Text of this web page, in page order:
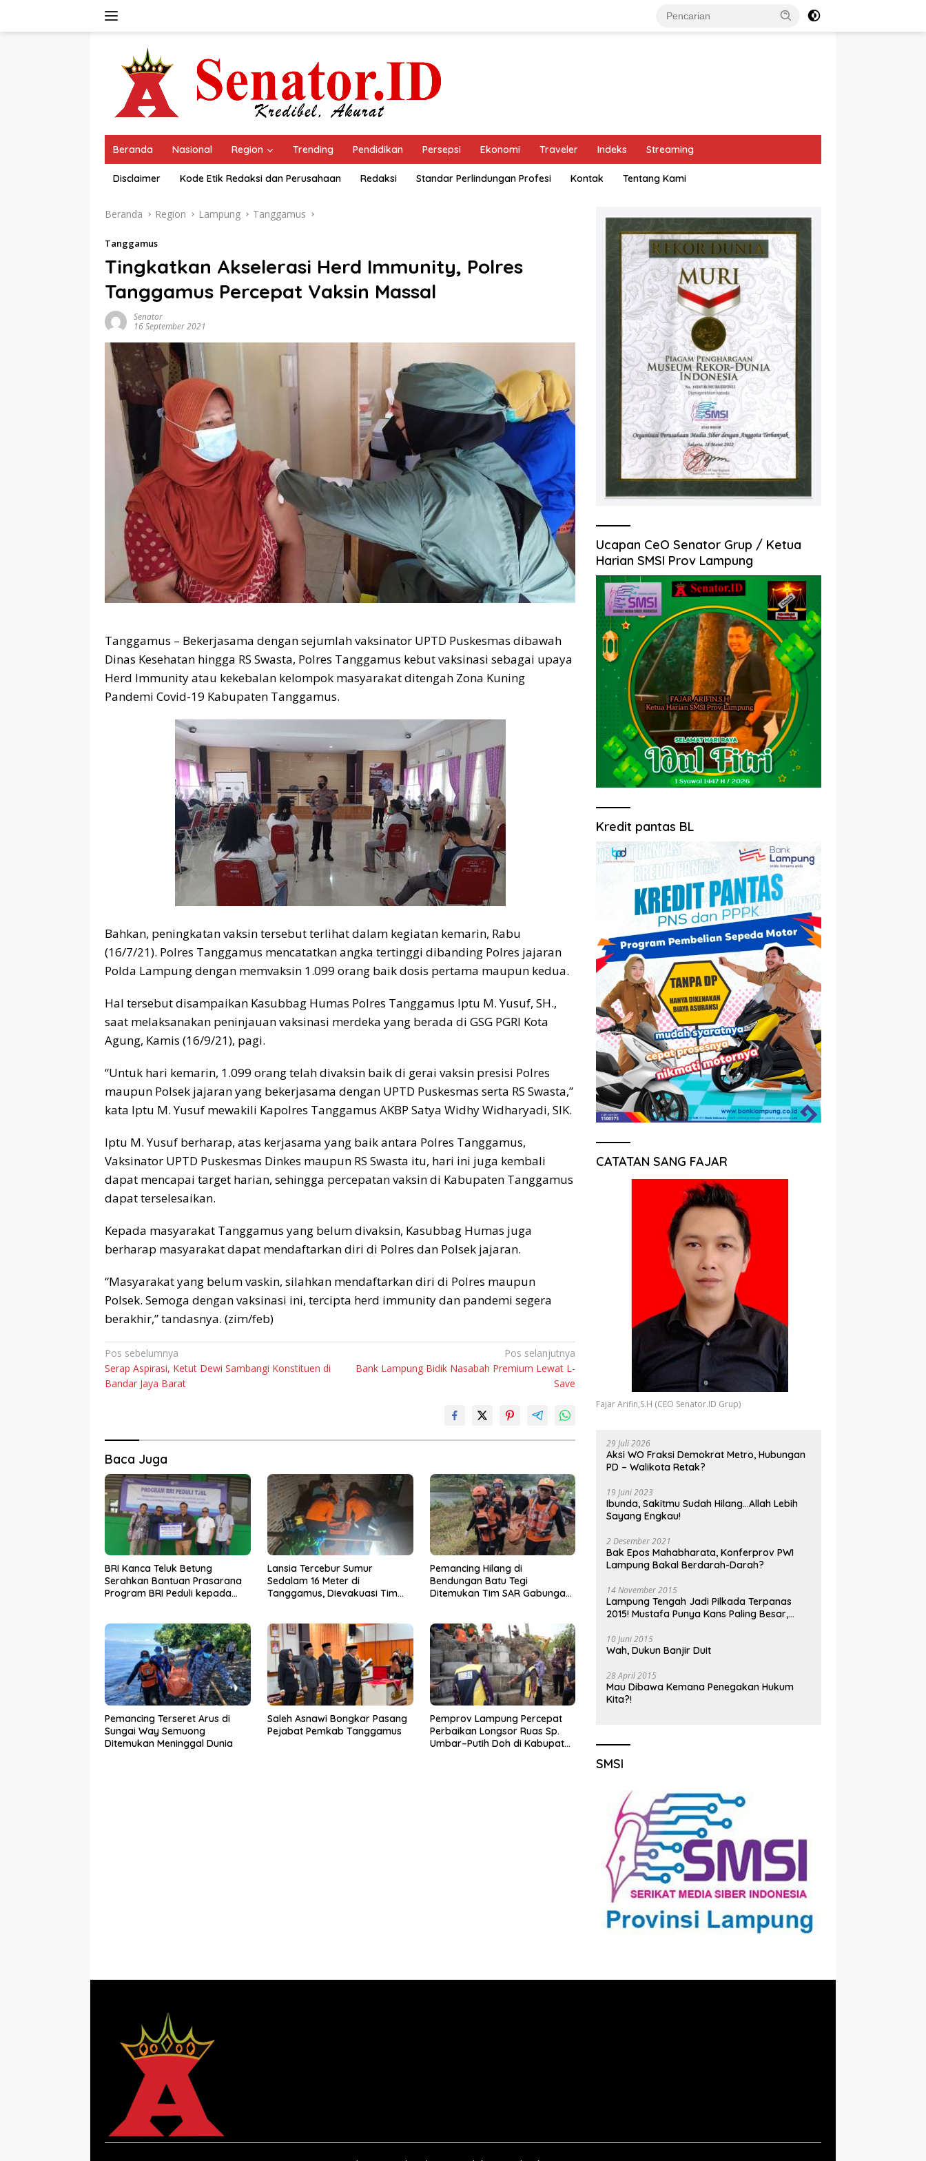
Beranda Nasional Region Trending Pendidikan Persepsi Ekonomi Traveler Indeks Streaming
Disclaimer Kode Etik Redaksi dan Perusahaan Redaksi Standar Perlindungan Profesi Kontak Tentang Kami
Beranda Region Lampung Tanggamus
Tanggamus
Tingkatkan Akselerasi Herd Immunity, Polres
Tanggamus Percepat Vaksin Massal
Senator
16 September 2021
Tanggamus – Bekerjasama dengan sejumlah vaksinator UPTD Puskesmas dibawah
Dinas Kesehatan hingga RS Swasta, Polres Tanggamus kebut vaksinasi sebagai upaya
Herd Immunity atau kekebalan kelompok masyarakat ditengah Zona Kuning
Pandemi Covid-19 Kabupaten Tanggamus.
Bahkan, peningkatan vaksin tersebut terlihat dalam kegiatan kemarin, Rabu
(16/7/21). Polres Tanggamus mencatatkan angka tertinggi dibanding Polres jajaran
Polda Lampung dengan memvaksin 1.099 orang baik dosis pertama maupun kedua.
Hal tersebut disampaikan Kasubbag Humas Polres Tanggamus Iptu M. Yusuf, SH.,
saat melaksanakan peninjauan vaksinasi merdeka yang berada di GSG PGRI Kota
Agung, Kamis (16/9/21), pagi.
“Untuk hari kemarin, 1.099 orang telah divaksin baik di gerai vaksin presisi Polres
maupun Polsek jajaran yang bekerjasama dengan UPTD Puskesmas serta RS Swasta,”
kata Iptu M. Yusuf mewakili Kapolres Tanggamus AKBP Satya Widhy Widharyadi, SIK.
Iptu M. Yusuf berharap, atas kerjasama yang baik antara Polres Tanggamus,
Vaksinator UPTD Puskesmas Dinkes maupun RS Swasta itu, hari ini juga kembali
dapat mencapai target harian, sehingga percepatan vaksin di Kabupaten Tanggamus
dapat terselesaikan.
Kepada masyarakat Tanggamus yang belum divaksin, Kasubbag Humas juga
berharap masyarakat dapat mendaftarkan diri di Polres dan Polsek jajaran.
“Masyarakat yang belum vaskin, silahkan mendaftarkan diri di Polres maupun
Polsek. Semoga dengan vaksinasi ini, tercipta herd immunity dan pandemi segera
berakhir,” tandasnya. (zim/feb)
Navigasi
pos
Pos sebelumnya
Serap Aspirasi, Ketut Dewi Sambangi Konstituen di
Bandar Jaya Barat
Pos selanjutnya
Bank Lampung Bidik Nasabah Premium Lewat L-
Save
Baca Juga
BRI Kanca Teluk Betung
Serahkan Bantuan Prasarana
Program BRI Peduli kepada
Lansia Tercebur Sumur
Sedalam 16 Meter di
Tanggamus, Dievakuasi Tim
Pemancing Hilang di
Bendungan Batu Tegi
Ditemukan Tim SAR Gabungan
Pemancing Terseret Arus di
Sungai Way Semuong
Ditemukan Meninggal Dunia
Saleh Asnawi Bongkar Pasang
Pejabat Pemkab Tanggamus
Pemprov Lampung Percepat
Perbaikan Longsor Ruas Sp.
Umbar–Putih Doh di Kabupaten
Ucapan CeO Senator Grup / Ketua
Harian SMSI Prov Lampung
Kredit pantas BL
CATATAN SANG FAJAR
Fajar Arifin,S.H (CEO Senator.ID Grup)
29 Juli 2026
Aksi WO Fraksi Demokrat Metro, Hubungan
PD – Walikota Retak?
19 Juni 2023
Ibunda, Sakitmu Sudah Hilang…Allah Lebih
Sayang Engkau!
2 Desember 2021
Bak Epos Mahabharata, Konferprov PWI
Lampung Bakal Berdarah-Darah?
14 November 2015
Lampung Tengah Jadi Pilkada Terpanas
2015! Mustafa Punya Kans Paling Besar,
10 Juni 2015
Wah, Dukun Banjir Duit
28 April 2015
Mau Dibawa Kemana Penegakan Hukum
Kita?!
SMSI